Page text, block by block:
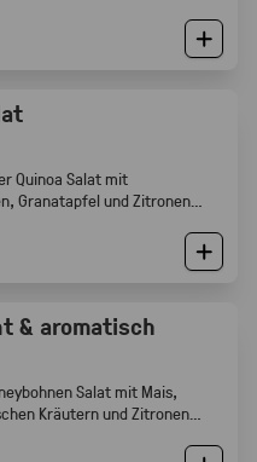
Quinoa Salat mit
Granatapfel und Zitronen
& aromatisch
Salat mit Mais,
Kräutern und Zitronen